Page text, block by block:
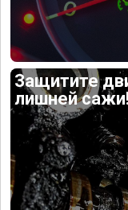
Защитите
лишней